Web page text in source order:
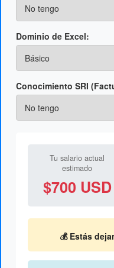
Dominio de Excel:
Conocimiento SRI
Tu salario actual
estimado
$700 USD
💰 Estás